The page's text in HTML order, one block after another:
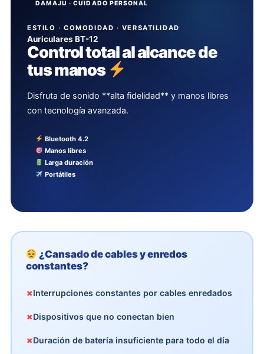
DAMAJU · CUIDADO PERSONAL
ESTILO · COMODIDAD · VERSATILIDAD
Auriculares BT-12
Control total al alcance de
tus manos
Disfruta de sonido **alta fidelidad** y manos libres
con tecnología avanzada.
Bluetooth 4.2
Manos libres
Larga duración
Portátiles
¿Cansado de cables y enredos
constantes?
✗Interrupciones constantes por cables enredados
✗Dispositivos que no conectan bien
✗Duración de batería insuficiente para todo el día